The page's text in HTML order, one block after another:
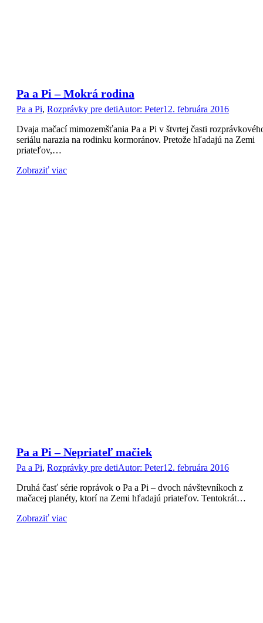
Pa a Pi – Mokrá rodina
Pa a Pi, Rozprávky pre detiAutor: Peter12. februára 2016
Dvaja mačací mimozemšťania Pa a Pi v štvrtej časti
seriálu narazia na rodinku kormoránov. Pretože hľadajú na Zemi
priateľov,…
Zobraziť viac
Pa a Pi – Nepriateľ mačiek
Pa a Pi, Rozprávky pre detiAutor: Peter12. februára 2016
Druhá časť série roprávok o Pa a Pi – dvoch návštevníkoch z
mačacej planéty, ktorí na Zemi hľadajú priateľov. Tentokrát…
Zobraziť viac